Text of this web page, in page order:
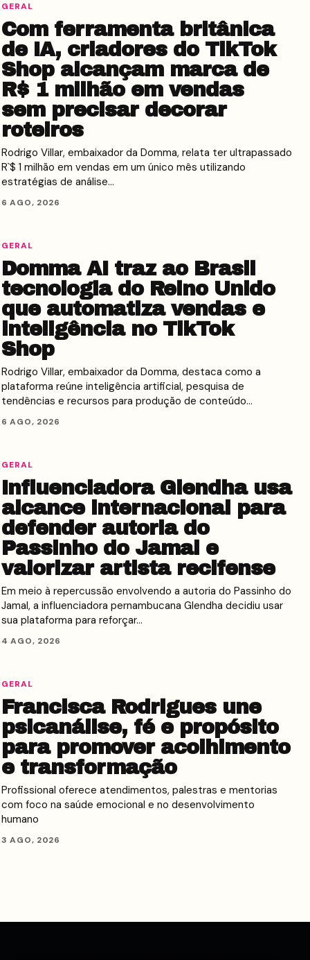
GERAL
Com ferramenta britânica
de IA, criadores do TikTok
Shop alcançam marca de
R$ 1 milhão em vendas
sem precisar decorar
roteiros
Rodrigo Villar, embaixador da Domma, relata ter ultrapassado
R`$ 1 milhão em vendas em um único mês utilizando
estratégias de análise…
6 AGO, 2026
GERAL
Domma AI traz ao Brasil
tecnologia do Reino Unido
que automatiza vendas e
inteligência no TikTok
Shop
Rodrigo Villar, embaixador da Domma, destaca como a
plataforma reúne inteligência artificial, pesquisa de
tendências e recursos para produção de conteúdo…
6 AGO, 2026
GERAL
Influenciadora Glendha usa
alcance internacional para
defender autoria do
Passinho do Jamal e
valorizar artista recifense
Em meio à repercussão envolvendo a autoria do Passinho do
Jamal, a influenciadora pernambucana Glendha decidiu usar
sua plataforma para reforçar…
4 AGO, 2026
GERAL
Francisca Rodrigues une
psicanálise, fé e propósito
para promover acolhimento
e transformação
Profissional oferece atendimentos, palestras e mentorias
com foco na saúde emocional e no desenvolvimento
humano
3 AGO, 2026